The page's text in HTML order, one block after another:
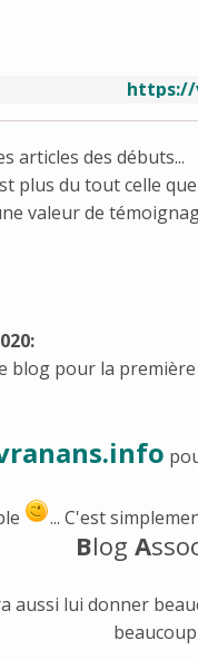
https://
articles des débuts...
plus du tout celle
valeur de
blog pour la
... C'est
Blog A
aussi lui donner
beaucoup